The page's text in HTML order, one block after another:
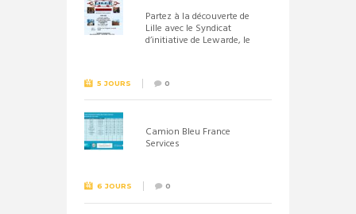
Partez à la découverte de
Lille avec le Syndicat
d’initiative de Lewarde, le
5 JOURS 0
Camion Bleu France
Services
6 JOURS 0